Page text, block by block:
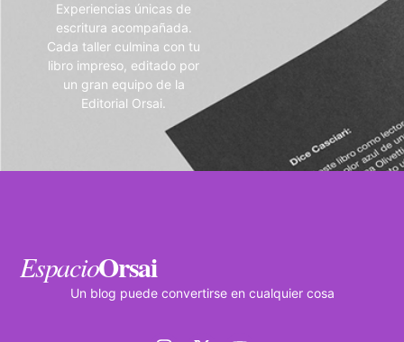
Experiencias únicas de
escritura acompañada.
Cada taller culmina con tu
libro impreso, editado por
un gran equipo de la
Editorial Orsai.
EspacioOrsai
Un blog puede convertirse en cualquier cosa